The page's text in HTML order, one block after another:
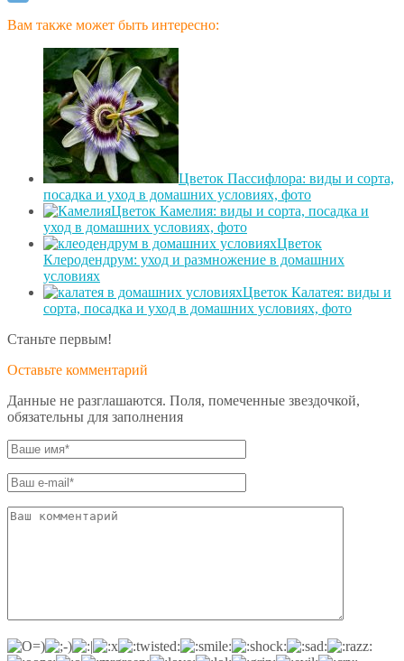
Вам также может быть интересно:
Цветок Пассифлора: виды и сорта,
посадка и уход в домашних условиях, фото
Цветок Камелия: виды и сорта, посадка и
уход в домашних условиях, фото
Цветок
Клеродендрум: уход и размножение в домашних
условиях
Цветок Калатея: виды и
сорта, посадка и уход в домашних условиях, фото
Станьте первым!
Оставьте комментарий
Данные не разглашаются. Поля, помеченные звездочкой,
обязательны для заполнения